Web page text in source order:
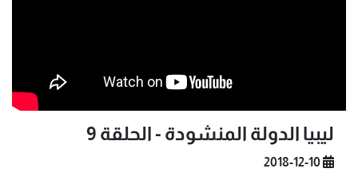
ليبيا الدولة المنشودة - الحلقة 9
2018-12-10